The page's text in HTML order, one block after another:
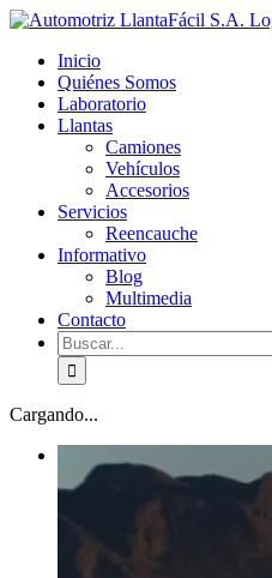
Skip
content
facebook
youtube
Inicio
Quiénes Somos
Laboratorio
Llantas
Camiones
Vehículos
Accesorios
Servicios
Reencauche
Informativo
Blog
Multimedia
Contacto
Buscar:
Cargando...